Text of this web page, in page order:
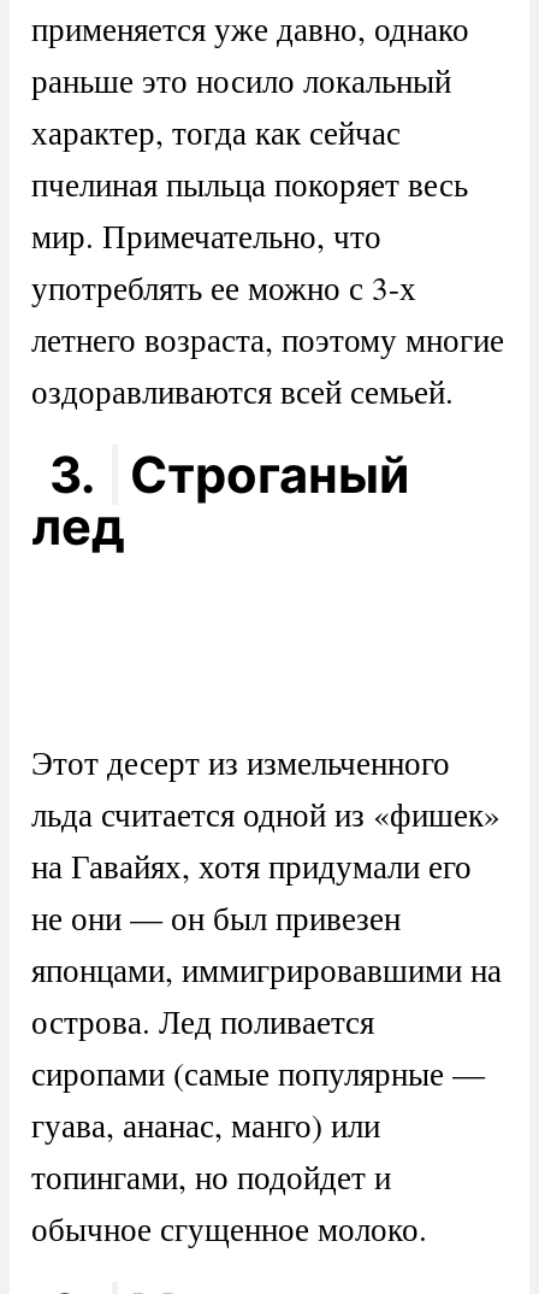
применяется уже давно, однако
раньше это носило локальный
характер, тогда как сейчас
пчелиная пыльца покоряет весь
мир. Примечательно, что
употреблять ее можно с 3-х
летнего возраста, поэтому многие
оздоравливаются всей семьей.
3.
Строганый
лед
Этот десерт из измельченного
льда считается одной из «фишек»
на Гавайях, хотя придумали его
не они — он был привезен
японцами, иммигрировавшими на
острова. Лед поливается
сиропами (самые популярные —
гуава, ананас, манго) или
топингами, но подойдет и
обычное сгущенное молоко.